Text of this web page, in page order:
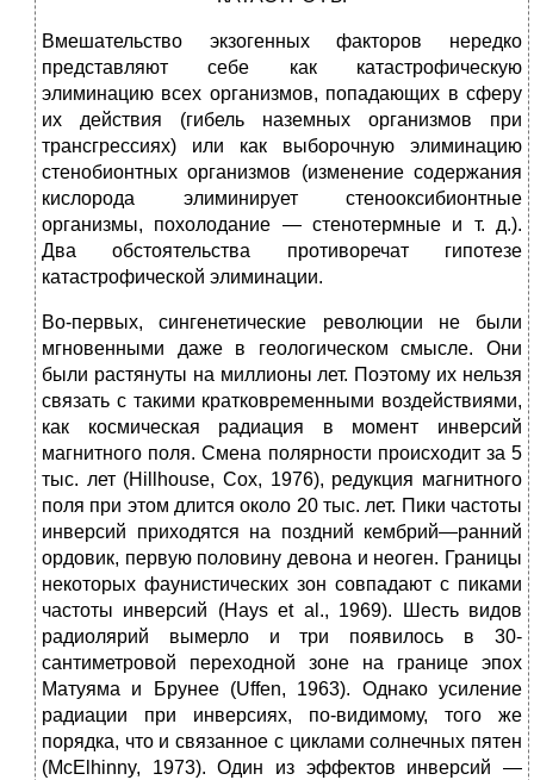
Вмешательство экзогенных факторов нередко
представляют себе как катастрофическую
элиминацию всех организмов, попадающих в сферу
их действия (гибель наземных организмов при
трансгрессиях) или как выборочную элиминацию
стенобионтных организмов (изменение содержания
кислорода элиминирует стенооксибионтные
организмы, похолодание — стенотермные и т. д.).
Два обстоятельства противоречат гипотезе
катастрофической элиминации.
Во-первых, сингенетические революции не были
мгновенными даже в геологическом смысле. Они
были растянуты на миллионы лет. Поэтому их нельзя
связать с такими кратковременными воздействиями,
как космическая радиация в момент инверсий
магнитного поля. Смена полярности происходит за 5
тыс. лет (Hillhouse, Сох, 1976), редукция магнитного
поля при этом длится около 20 тыс. лет. Пики частоты
инверсий приходятся на поздний кембрий—ранний
ордовик, первую половину девона и неоген. Границы
некоторых фаунистических зон совпадают с пиками
частоты инверсий (Hays et al., 1969). Шесть видов
радиолярий вымерло и три появилось в 30-
сантиметровой переходной зоне на границе эпох
Матуяма и Брунее (Uffen, 1963). Однако усиление
радиации при инверсиях, по-видимому, того же
порядка, что и связанное с циклами солнечных пятен
(McElhinny, 1973). Один из эффектов инверсий —